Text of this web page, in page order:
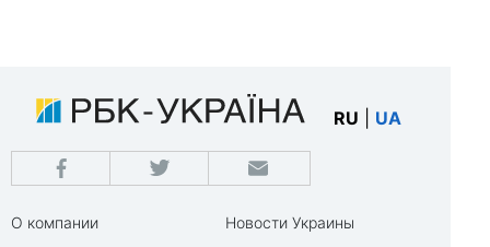
RU UA
О компании
Новости Украины